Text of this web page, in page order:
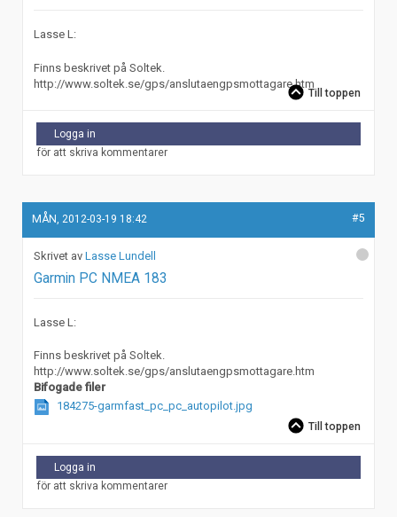
Lasse L:
Finns beskrivet på Soltek.
http://www.soltek.se/gps/anslutaengpsmottagare.htm
Till toppen
Logga in
för att skriva kommentarer
MÅN, 2012-03-19 18:42 #5
Lasse Lundell
Garmin PC NMEA 183
Lasse L:
Finns beskrivet på Soltek.
http://www.soltek.se/gps/anslutaengpsmottagare.htm
Bifogade filer
184275-garmfast_pc_pc_autopilot.jpg
Till toppen
Logga in
för att skriva kommentarer